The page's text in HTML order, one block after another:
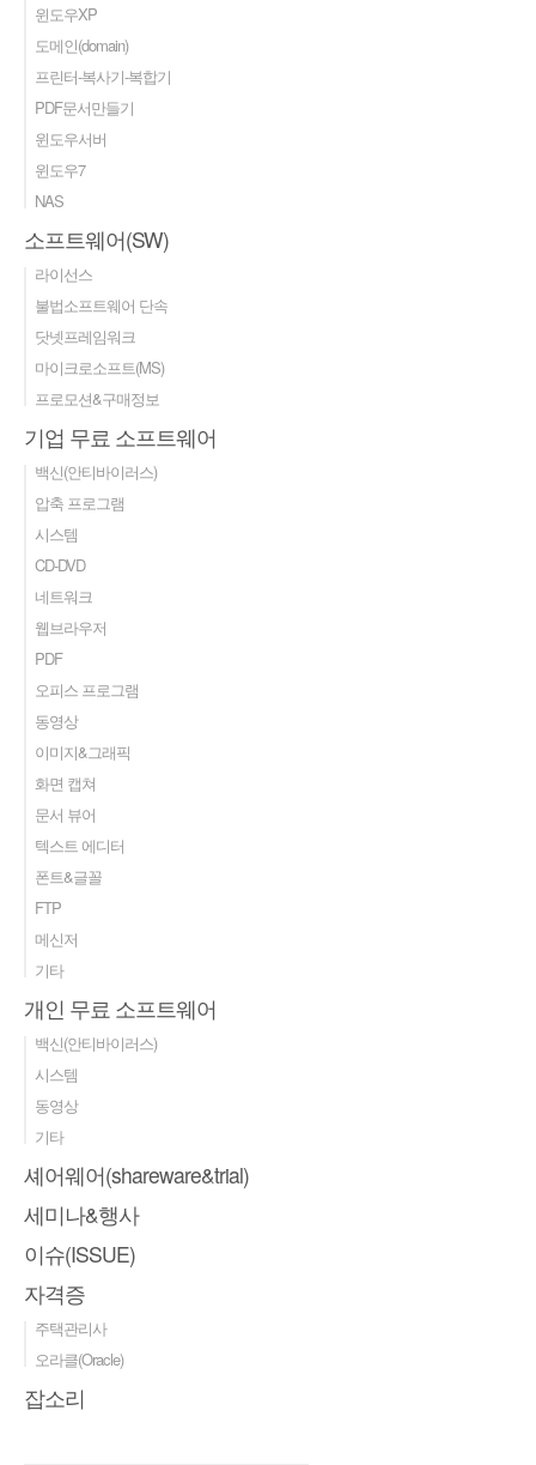
윈도우XP
도메인(domain)
프린터-복사기-복합기
PDF문서만들기
윈도우서버
윈도우7
NAS
소프트웨어(SW)
라이선스
불법소프트웨어 단속
닷넷프레임워크
마이크로소프트(MS)
프로모션&구매정보
기업 무료 소프트웨어
백신(안티바이러스)
압축 프로그램
시스템
CD-DVD
네트워크
웹브라우저
PDF
오피스 프로그램
동영상
이미지&그래픽
화면 캡쳐
문서 뷰어
텍스트 에디터
폰트&글꼴
FTP
메신저
기타
개인 무료 소프트웨어
백신(안티바이러스)
시스템
동영상
기타
셰어웨어(shareware&trial)
세미나&행사
이슈(ISSUE)
자격증
주택관리사
오라클(Oracle)
잡소리